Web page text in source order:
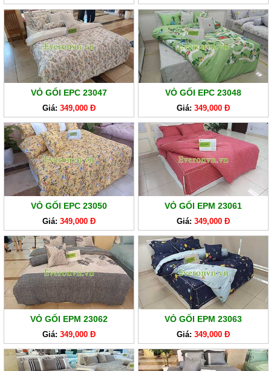
SẢN
PHẨM
KHÁC
VỎ GỐI EPC 23047
Giá: 349,000 Đ
VỎ GỐI EPC 23048
Giá: 349,000 Đ
VỎ GỐI EPC 23050
Giá: 349,000 Đ
VỎ GỐI EPM 23061
Giá: 349,000 Đ
VỎ GỐI EPM 23062
Giá: 349,000 Đ
VỎ GỐI EPM 23063
Giá: 349,000 Đ